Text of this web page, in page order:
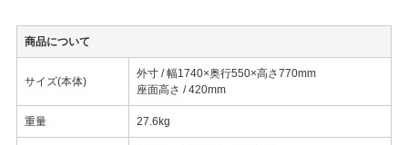
商品について
サイズ(本体)
外寸 / 幅1740×奥行550×高さ770mm
座面高さ / 420mm
重量 27.6kg